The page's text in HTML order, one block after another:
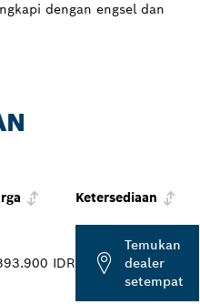
dengan engsel dan
Ketersediaan
IDR
Temukan
dealer
setempat